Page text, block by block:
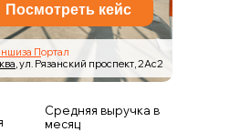
Портал
,ул. Рязанский проспект, 2Ас2
Посмотреть кейс
Средняя выручка в
месяц